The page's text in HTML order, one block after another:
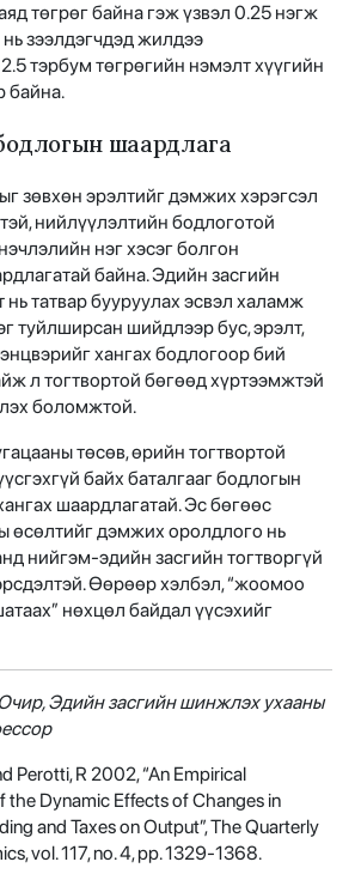
төгрөг байна гэж үзвэл 0.25 нэгж
зээлдэгчдэд жилдээ
тэрбум төгрөгийн нэмэлт хүүгийн
байна.
шаардлага
зөвхөн эрэлтийг дэмжих хэрэгсэл
нийлүүлэлтийн бодлоготой
нэг хэсэг болгон
байна. Эдийн засгийн
нь татвар бууруулах эсвэл халамж
туйлширсан шийдлээр бус, эрэлт,
хангах бодлогоор бий
л тогтвортой бөгөөд хүртээмжтэй
боломжтой.
төсөв, өрийн тогтвортой
байх баталгааг бодлогын
шаардлагатай. Эс бөгөөс
өсөлтийг дэмжих оролдлого нь
нийгэм-эдийн засгийн тогтворгүй
Өөрөөр хэлбэл, “жоомоо
нөхцөл байдал үүсэхийг
Эдийн засгийн шинжлэх ухааны
Perotti, R 2002, “An Empirical
the Dynamic Effects of Changes in
and Taxes on Output”, The Quarterly
vol. 117, no. 4, pp. 1329-1368.